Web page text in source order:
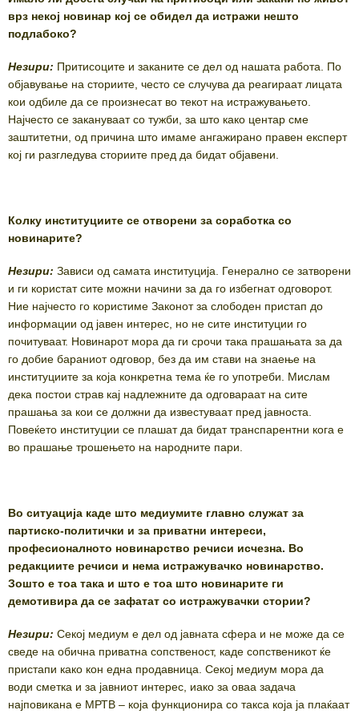
врз некој новинар кој се обидел да истражи нешто
подлабоко?
Незири: Притисоците и заканите се дел од нашата работа. По
објавување на сториите, често се случува да реагираат лицата
кои одбиле да се произнесат во текот на истражувањето.
Најчесто се закануваат со тужби, за што како центар сме
заштитетни, од причина што имаме ангажирано правен експерт
кој ги разгледува сториите пред да бидат објавени.
Колку институциите се отворени за соработка со
новинарите?
Незири: Зависи од самата институција. Генерално се затворени
и ги користат сите можни начини за да го избегнат одговорот.
Ние најчесто го користиме Законот за слободен пристап до
информации од јавен интерес, но не сите институции го
почитуваат. Новинарот мора да ги срочи така прашањата за да
го добие бараниот одговор, без да им стави на знаење на
институциите за која конкретна тема ќе го употреби. Мислам
дека постои страв кај надлежните да одговараат на сите
прашања за кои се должни да известуваат пред јавноста.
Повеќето институции се плашат да бидат транспарентни кога е
во прашање трошењето на народните пари.
Во ситуација каде што медиумите главно служат за
партиско-политички и за приватни интереси,
професионалното новинарство речиси исчезна. Во
редакциите речиси и нема истражувачко новинарство.
Зошто е тоа така и што е тоа што новинарите ги
демотивира да се зафатат со истражувачки стории?
Незири: Секој медиум е дел од јавната сфера и не може да се
сведе на обична приватна сопственост, каде сопственикот ќе
пристапи како кон една продавница. Секој медиум мора да
води сметка и за јавниот интерес, иако за оваа задача
најповикана е МРТВ – која функционира со такса која ја плаќаат